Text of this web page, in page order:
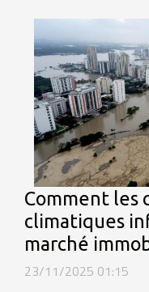
Comment les
climatiques
marché
23/11/2025 01:15